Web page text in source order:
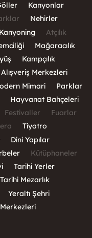
Kanyonlar
Nehirler
Kanyoning
Atçılık
Mağaracılık
Kampçılık
Alışveriş Merkezleri
Mimari
Parklar
Hayvanat Bahçeleri
Festivaller
Fuarlar
Tiyatro
Dini Yapılar
Kütüphaneler
Tarihi Yerler
Tarihi Mezarlık
Yeraltı Şehri